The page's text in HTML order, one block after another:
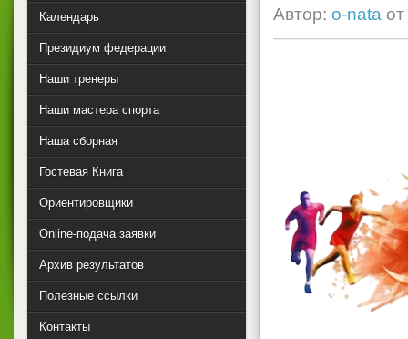
Автор: o-nata от
Календарь
Президиум федерации
Наши тренеры
Наши мастера спорта
Наша сборная
Гостевая Книга
Ориентировщики
Online-подача заявки
Архив результатов
Полезные ссылки
Контакты